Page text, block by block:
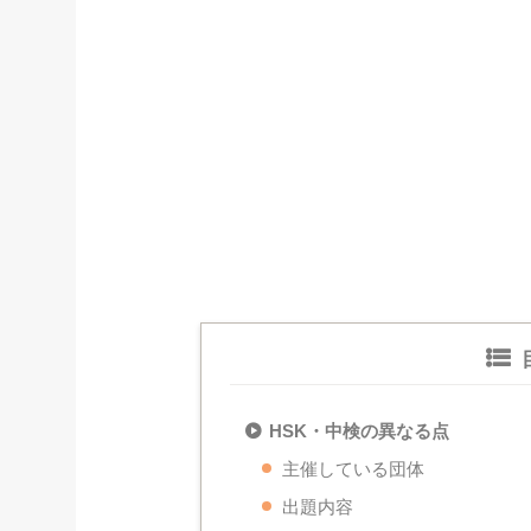
HSK・中検の異なる点
主催している団体
出題内容